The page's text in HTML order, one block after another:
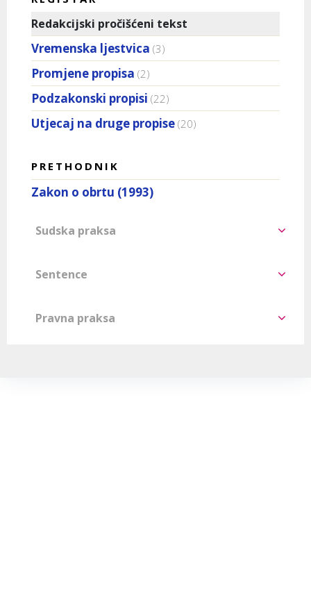
Redakcijski pročišćeni tekst
Vremenska ljestvica (3)
Promjene propisa (2)
Podzakonski propisi (22)
Utjecaj na druge propise (20)
PRETHODNIK
Zakon o obrtu (1993)
Sudska praksa
Sentence
Pravna praksa